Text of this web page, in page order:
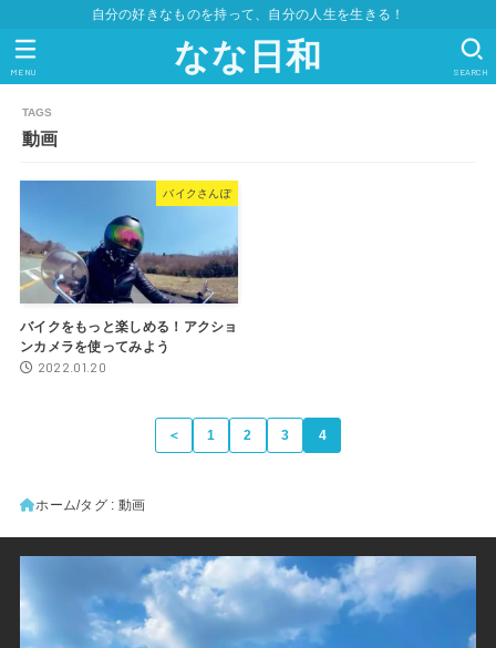
自分の好きなものを持って、自分の人生を生きる！
なな日和 SEARCH
MENU
動画
バイクさんぽ
バイクをもっと楽しめる！アクショ
ンカメラを使ってみよう
2022.01.20
＜ 1 2 3 4
ホーム タグ : 動画